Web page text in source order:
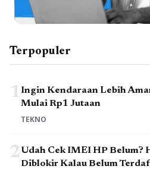
Terpopuler
1Ingin Kendaraan Lebih
Mulai Rp1 Jutaan
TEKNO
2Udah Cek IMEI HP Belum?
Diblokir Kalau Belum